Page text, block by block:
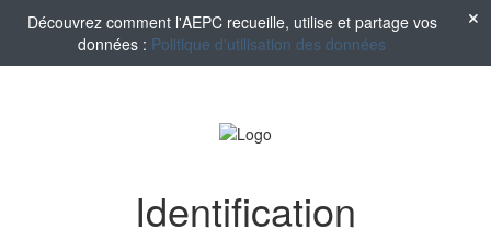
Découvrez comment l'AEPC recueille, utilise et partage vos
données : Politique d'utilisation des données
Identification